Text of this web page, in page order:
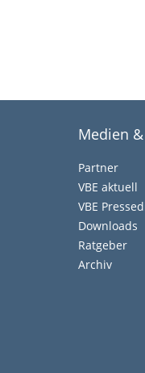
Medien
Partner
VBE aktuell
VBE
Downloads
Ratgeber
Archiv